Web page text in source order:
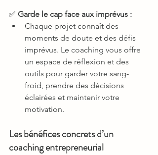
✅ Garde le cap face aux imprévus :
Chaque projet connaît des
moments de doute et des défis
imprévus. Le coaching vous offre
un espace de réflexion et des
outils pour garder votre sang-
froid, prendre des décisions
éclairées et maintenir votre
motivation.
Les bénéfices concrets d’un
coaching entrepreneurial